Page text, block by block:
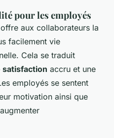
pour les employés
aux collaborateurs la
facilement vie
Cela se traduit
satisfaction accru et une
employés se sentent
motivation ainsi que